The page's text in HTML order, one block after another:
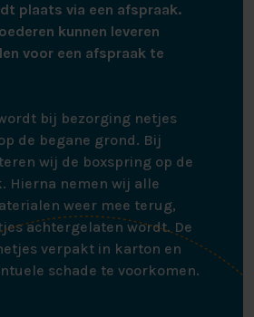
plaats via een afspraak.
kunnen leveren
voor een afspraak te
bij bezorging netjes
de begane grond. Bij
wij de boxspring op de
Hierna nemen wij alle
weer mee terug,
achtergelaten wordt. De
verpakt in karton en
schade te voorkomen.